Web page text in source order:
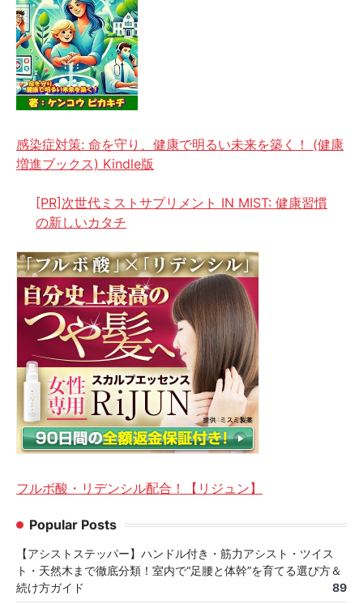
感染症対策: 命を守り、健康で明るい未来を築く！ (健康
増進ブックス) Kindle版
[PR]次世代ミストサプリメント IN MIST: 健康習慣
の新しいカタチ
フルボ酸・リデンシル配合！【リジュン】
Popular Posts
【アシストステッパー】ハンドル付き・筋力アシスト・ツイス
ト・天然木まで徹底分類！室内で“足腰と体幹”を育てる選び方＆
続け方ガイド
89